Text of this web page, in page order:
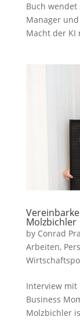
Buch
Manager
Macht der KI
Molzbichler
by Conrad
Arbeiten,
Interview mit
Business
Molzbichler